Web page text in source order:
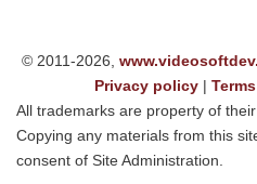
© 2011-2026,
Privacy policy|
All trademarks are property of
Copying any materials from this
consent of Site Administration.